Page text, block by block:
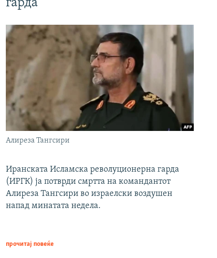
гарда
Алиреза Тангсири
Иранската Исламска револуционерна гарда
(ИРГК) ја потврди смртта на командантот
Алиреза Тангсири во израелски воздушен
напад минатата недела.
прочитај повеќе